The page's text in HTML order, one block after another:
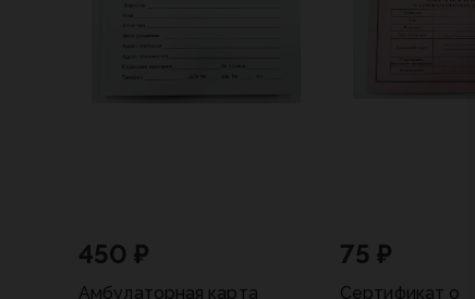
450 ₽
Амбулаторная карта
75 ₽
Сертификат о